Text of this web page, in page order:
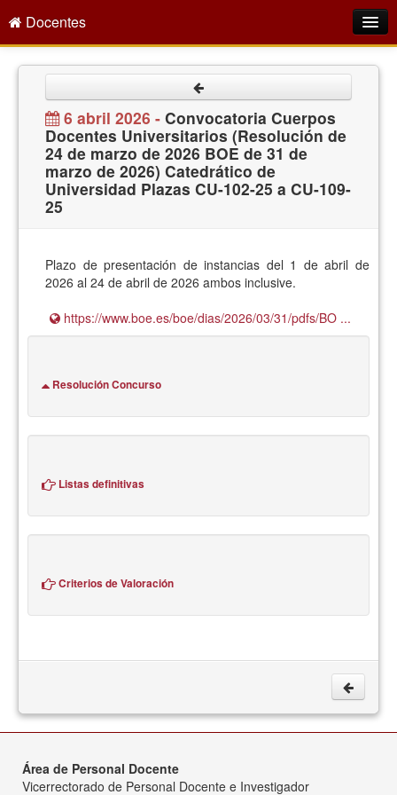
Docentes
Empleo Público
Gestión PDI
Formación y Evaluación
Seprus
Directorio
6 abril 2026 - Convocatoria Cuerpos
Docentes Universitarios (Resolución de
24 de marzo de 2026 BOE de 31 de
marzo de 2026) Catedrático de
Universidad Plazas CU-102-25 a CU-109-
25
Plazo de presentación de instancias del 1 de abril de
2026 al 24 de abril de 2026 ambos inclusive.
https://www.boe.es/boe/dias/2026/03/31/pdfs/BO ...
Resolución Concurso
Listas definitivas
Criterios de Valoración
Área de Personal Docente
Vicerrectorado de Personal Docente e Investigador